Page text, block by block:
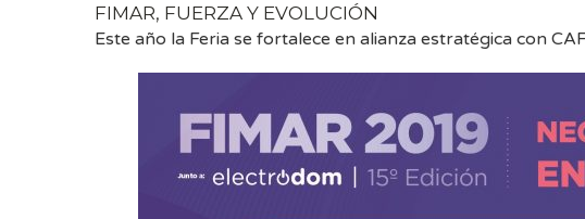
FIMAR, FUERZA Y EVOLUCIÓN
Este año la Feria se fortalece en alianza estratégica con